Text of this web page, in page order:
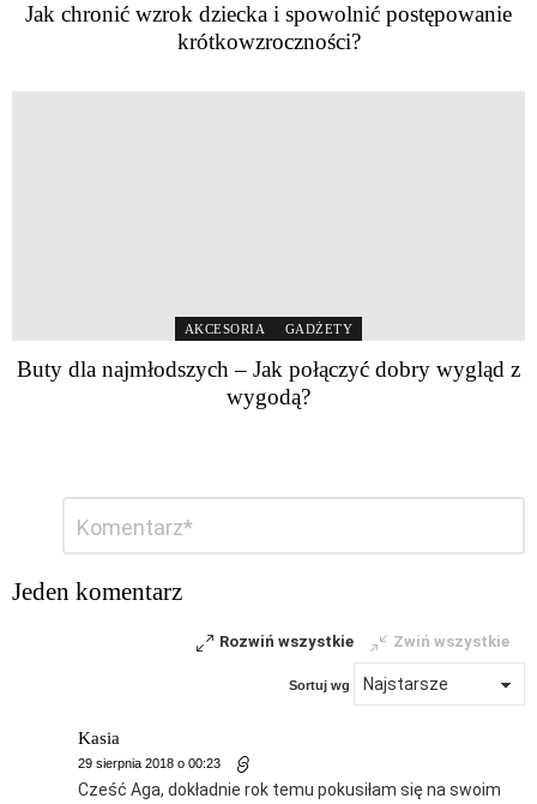
Jak chronić wzrok dziecka i spowolnić postępowanie
krótkowzroczności?
AKCESORIA GADŻETY
Buty dla najmłodszych – Jak połączyć dobry wygląd z
wygodą?
komentarz
Jeden komentarz
Rozwiń wszystkie Zwiń wszystkie
Sortuj wg
Kasia
29 sierpnia 2018 o 00:23
Cześć Aga, dokładnie rok temu pokusiłam się na swoim